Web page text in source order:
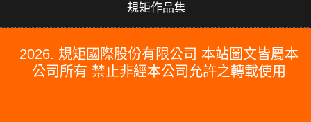
規矩作品集
2026. 規矩國際股份有限公司 本站圖文皆屬本
公司所有 禁止非經本公司允許之轉載使用